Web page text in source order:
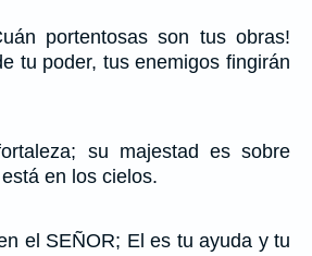
portentosas son tus obras!
tu poder, tus enemigos fingirán
su majestad es sobre
en los cielos.
el SEÑOR; El es tu ayuda y tu